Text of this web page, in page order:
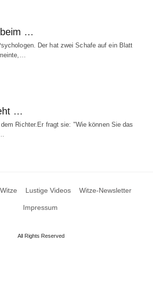
…
Der hat zwei Schafe auf ein Blatt
…
Richter.Er fragt sie: "Wie können Sie das
Lustige Videos Witze-Newsletter
Impressum
All Rights Reserved